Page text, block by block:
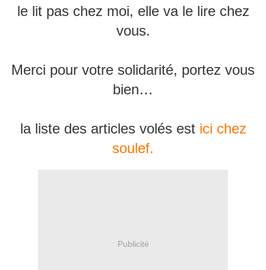
le lit pas chez moi, elle va le lire chez
vous.
Merci pour votre solidarité, portez vous
bien…
la liste des articles volés est ici chez
soulef.
Publicité